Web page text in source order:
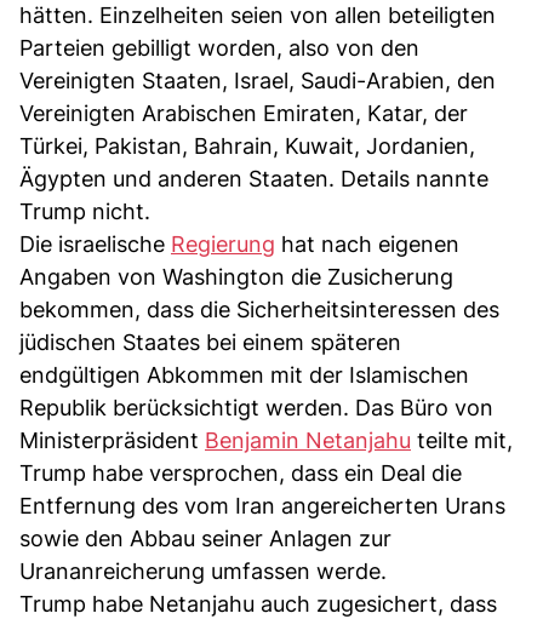
hätten. Einzelheiten seien von allen beteiligten
Parteien gebilligt worden, also von den
Vereinigten Staaten, Israel, Saudi-Arabien, den
Vereinigten Arabischen Emiraten, Katar, der
Türkei, Pakistan, Bahrain, Kuwait, Jordanien,
Ägypten und anderen Staaten. Details nannte
Trump nicht.
Die israelische Regierung hat nach eigenen
Angaben von Washington die Zusicherung
bekommen, dass die Sicherheitsinteressen des
jüdischen Staates bei einem späteren
endgültigen Abkommen mit der Islamischen
Republik berücksichtigt werden. Das Büro von
Ministerpräsident Benjamin Netanjahu teilte mit,
Trump habe versprochen, dass ein Deal die
Entfernung des vom Iran angereicherten Urans
sowie den Abbau seiner Anlagen zur
Urananreicherung umfassen werde.
Trump habe Netanjahu auch zugesichert, dass